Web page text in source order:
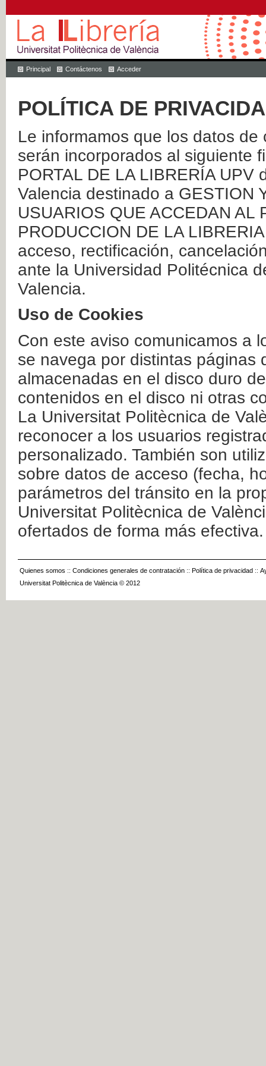
Principal Contáctenos Acceder
POLÍTICA DE
Le informamos que los datos
serán incorporados al siguiente
PORTAL DE LA LIBRERÍA
Valencia destinado a GESTION
USUARIOS QUE ACCEDAN AL
PRODUCCION DE LA
acceso, rectificación,
ante la Universidad Politécnica
Valencia.
Uso de Cookies
Con este aviso comunicamos a
se navega por distintas páginas
almacenadas en el disco duro
contenidos en el disco ni otras
La Universitat Politècnica de
reconocer a los usuarios
personalizado. También son
sobre datos de acceso (fecha,
parámetros del tránsito en la
Universitat Politècnica de
ofertados de forma más efectiva.
Quienes somos :: Condiciones generales de contratación :: Política de privacidad ::
Universitat Politècnica de València © 2012